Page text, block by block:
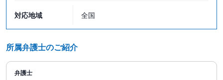
・着手金：33万円～
11％を加算させていただきます。
■遺留分侵害額請求
対応地域 全国
所属弁護士のご紹介
弁護士